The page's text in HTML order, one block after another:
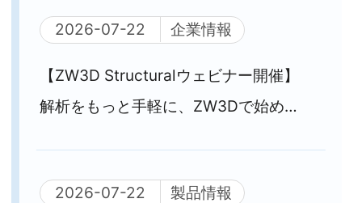
2026-07-22
企業情報
【ZW3D Structuralウェビナー開催】
解析をもっと手軽に、ZW3Dで始める
2026-07-22 製品情報